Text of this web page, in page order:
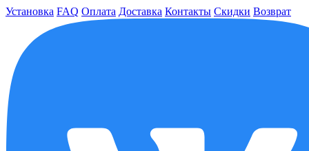
Установка FAQ Оплата Доставка Контакты Скидки Возврат